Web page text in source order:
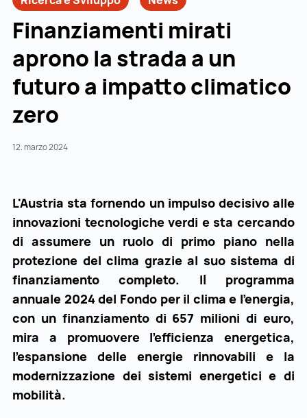
Finanziamenti mirati
aprono la strada a un
futuro a impatto climatico
zero
12. marzo 2024
L'Austria sta fornendo un impulso decisivo alle
innovazioni tecnologiche verdi e sta cercando
di assumere un ruolo di primo piano nella
protezione del clima grazie al suo sistema di
finanziamento completo. Il programma
annuale 2024 del Fondo per il clima e l'energia,
con un finanziamento di 657 milioni di euro,
mira a promuovere l'efficienza energetica,
l'espansione delle energie rinnovabili e la
modernizzazione dei sistemi energetici e di
mobilità.